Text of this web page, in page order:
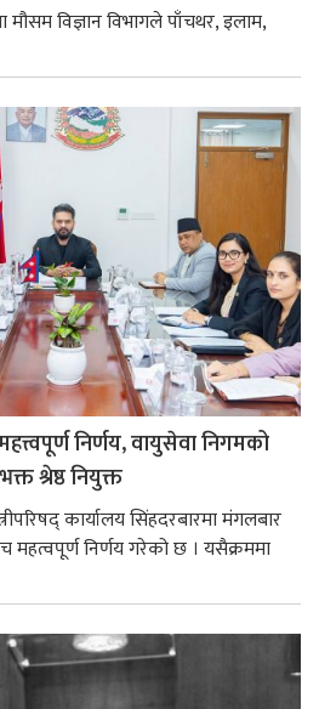
विज्ञान विभागले पाँचथर, इलाम,
निर्णय, वायुसेवा निगमको
श्रेष्ठ नियुक्त
कार्यालय सिंहदरबारमा मंगलबार
महत्वपूर्ण निर्णय गरेको छ । यसैक्रममा